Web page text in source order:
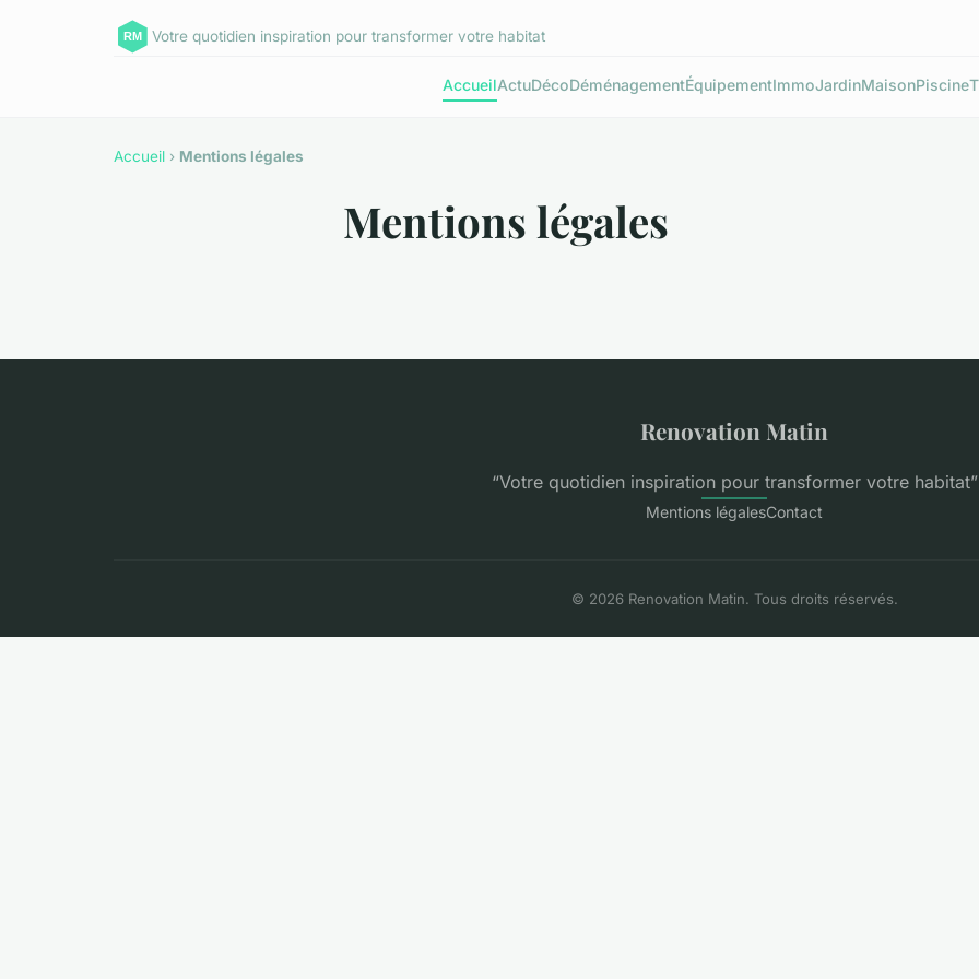
Votre quotidien inspiration pour transformer votre habitat
AccueilActuDécoDéménagementÉquipementImmoJardinMaisonPiscine
Accueil › Mentions légales
Mentions légales
Renovation Matin
“Votre quotidien inspiration pour transformer votre habitat”
Mentions légalesContact
© 2026 Renovation Matin. Tous droits réservés.